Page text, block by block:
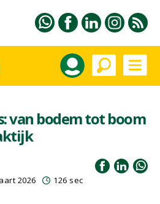
van bodem tot boom
2026 126 sec